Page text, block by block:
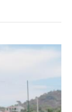
al
e chi